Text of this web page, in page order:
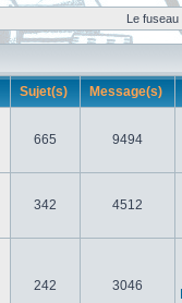
Le
Sujet(s) Message(s)
665 9494
342 4512
242 3046